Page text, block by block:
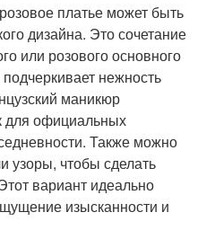
платье может быть
дизайна. Это сочетание
или розового основного
нежность
маникюр
для официальных
Также можно
узоры, чтобы сделать
вариант идеально
изысканности и